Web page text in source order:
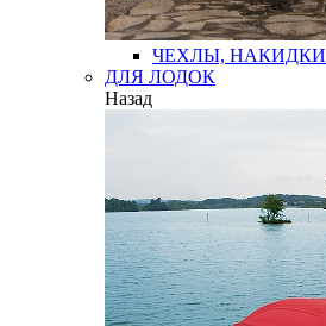
ЧЕХЛЫ, НАКИДКИ
ДЛЯ ЛОДОК
Назад